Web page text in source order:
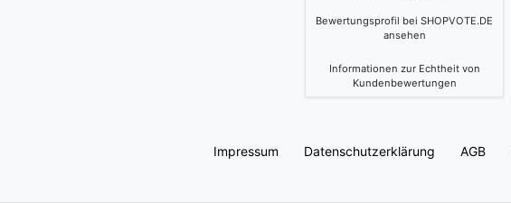
Bewertungsprofil bei SHOPVOTE.DE
ansehen
Informationen zur Echtheit von
Kundenbewertungen
Impressum Daten­schutz­erklärung AGB